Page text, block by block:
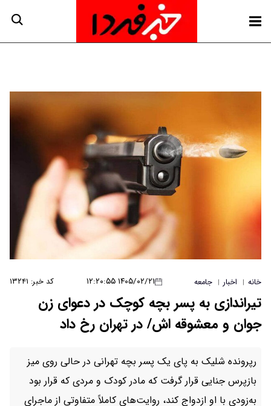
خانه | اخبار | جامعه ۱۴۰۵/۰۲/۲۱ ۱۲:۲۰:۵۵ کد خبر: ۱۳۲۴۱
تیراندازی به پسر بچه کوچک در دعوای زن
جوان و معشوقه اش/ در تهران رخ داد
رپرونده شلیک به پای یک پسر بچه تهرانی در حالی روی میز
بازپرس جنایی قرار گرفت که مادر کودک و مردی که قرار بود
به‌زودی با او ازدواج کند، روایت‌های کاملاً متفاوتی از ماجرای